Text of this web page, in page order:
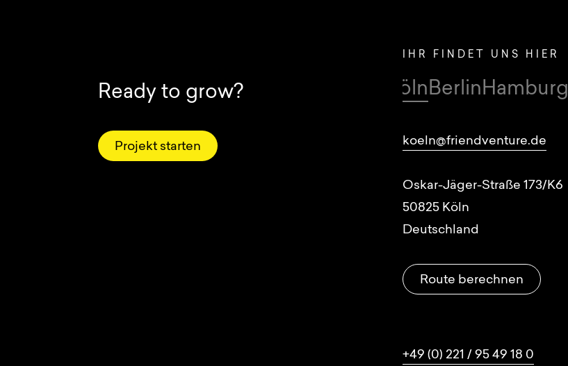
Ready to grow?
Projekt starten
IHR FINDET UNS HIER
Standorte
KölnBerlinHamburg
koeln@friendventure.de
Oskar-Jäger-Straße 173/K6
50825 Köln
Deutschland
Route berechnen
+49 (0) 221 / 95 49 18 0